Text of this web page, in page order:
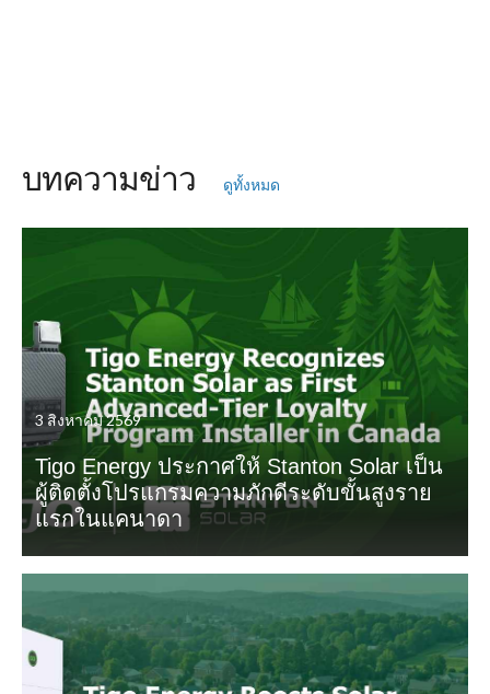
บทความข่าว ดูทั้งหมด
3 สิงหาคม 2569
Tigo Energy ประกาศให้ Stanton Solar เป็น
ผู้ติดตั้งโปรแกรมความภักดีระดับขั้นสูงราย
แรกในแคนาดา